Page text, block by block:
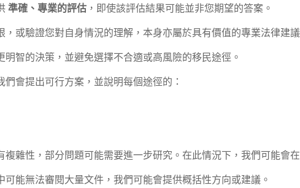
準確、專業的評估 ，即使該評估結果可能並非您期望的答案。
，或驗證您對自身情況的理解，本身亦屬於具有價值的專業法律建議
明智的決策，並避免選擇不合適或高風險的移民途徑。
們會提出可行方案，並說明每個途徑的：
複雜性，部分問題可能需要進一步研究。在此情況下，我們可能會
可能無法審閱大量文件，我們可能會提供概括性方向或建議。